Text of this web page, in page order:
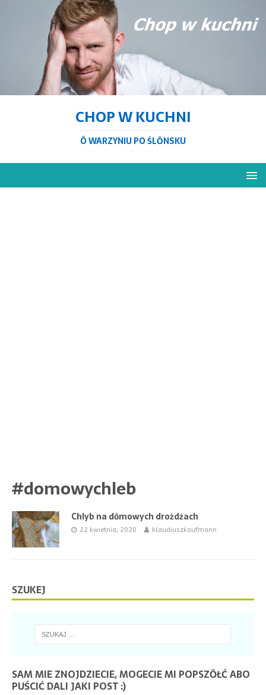
CHOP W KUCHNI
Ô WARZYNIU PO ŚLŌNSKU
#domowychleb
Chlyb na dōmowych drożdżach
22 kwietnia, 2020 klaudiuszkaufmann
SZUKEJ
SAM MIE ZNOJDZIECIE, MOGECIE MI POPSZŎŁĆ ABO
PUŚCIĆ DALI JAKI POST :)